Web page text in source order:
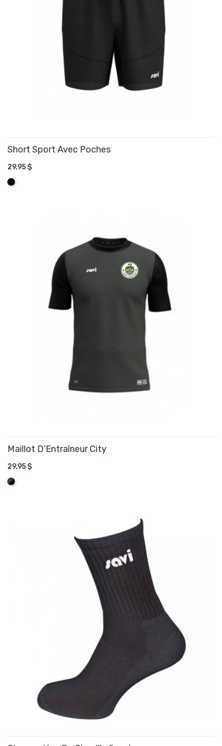
Short Sport Avec Poches
29,95 $
Noir
Maillot D’Entraîneur City
29,95 $
Graphite/Noir